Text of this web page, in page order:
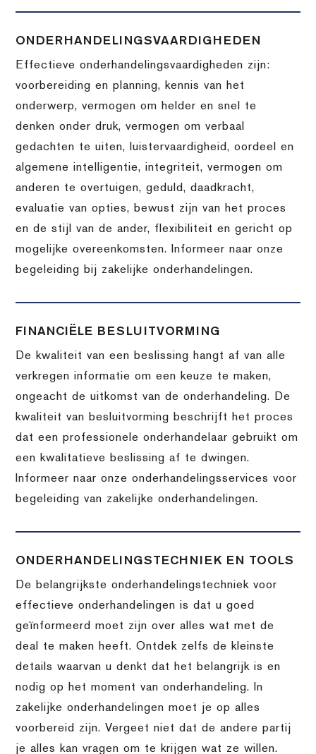
ONDERHANDELINGSVAARDIGHEDEN
Effectieve onderhandelingsvaardigheden zijn:
voorbereiding en planning, kennis van het
onderwerp, vermogen om helder en snel te
denken onder druk, vermogen om verbaal
gedachten te uiten, luistervaardigheid, oordeel en
algemene intelligentie, integriteit, vermogen om
anderen te overtuigen, geduld, daadkracht,
evaluatie van opties, bewust zijn van het proces
en de stijl van de ander, flexibiliteit en gericht op
mogelijke overeenkomsten. Informeer naar onze
begeleiding bij zakelijke onderhandelingen.
FINANCIËLE BESLUITVORMING
De kwaliteit van een beslissing hangt af van alle
verkregen informatie om een keuze te maken,
ongeacht de uitkomst van de onderhandeling. De
kwaliteit van besluitvorming beschrijft het proces
dat een professionele onderhandelaar gebruikt om
een kwalitatieve beslissing af te dwingen.
Informeer naar onze onderhandelingsservices voor
begeleiding van zakelijke onderhandelingen.
ONDERHANDELINGSTECHNIEK EN TOOLS
De belangrijkste onderhandelingstechniek voor
effectieve onderhandelingen is dat u goed
geïnformeerd moet zijn over alles wat met de
deal te maken heeft. Ontdek zelfs de kleinste
details waarvan u denkt dat het belangrijk is en
nodig op het moment van onderhandeling. In
zakelijke onderhandelingen moet je op alles
voorbereid zijn. Vergeet niet dat de andere partij
je alles kan vragen om te krijgen wat ze willen.